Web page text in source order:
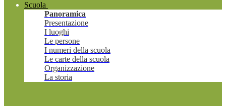
Scuola
Panoramica
Presentazione
I luoghi
Le persone
I numeri della scuola
Le carte della scuola
Organizzazione
La storia